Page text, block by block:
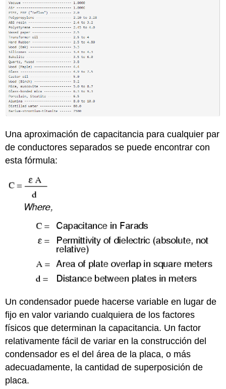
Una aproximación de capacitancia para cualquier par
de conductores separados se puede encontrar con
esta fórmula:
Un condensador puede hacerse variable en lugar de
fijo en valor variando cualquiera de los factores
físicos que determinan la capacitancia. Un factor
relativamente fácil de variar en la construcción del
condensador es el del área de la placa, o más
adecuadamente, la cantidad de superposición de
placa.